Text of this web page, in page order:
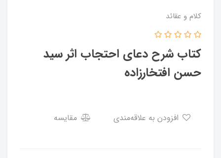
کلام و عقائد
کتاب شرح دعای احتجاب اثر سید
حسن افتخارزاده
مقایسه